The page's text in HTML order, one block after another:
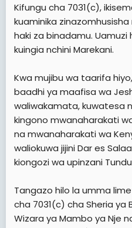
Kifungu cha 7031(c),
kuaminika
haki za binadamu.
kuingia nchini Marekani.
Kwa mujibu wa taarifa
baadhi ya maafisa wa
waliwakamata, kuwatesa
kingono mwanaharakati
na mwanaharakati wa
waliokuwa jijini Dar es
kiongozi wa upinzani Tundu
Tangazo hilo la umma
cha 7031(c) cha Sheria ya
Wizara ya Mambo ya Nje